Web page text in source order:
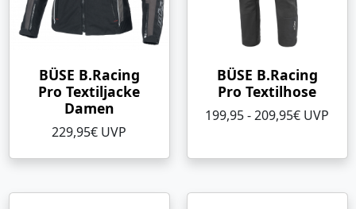
BÜSE B.Racing
Pro Textiljacke
Damen
229,95€ UVP
BÜSE B.Racing
Pro Textilhose
199,95 - 209,95€ UVP